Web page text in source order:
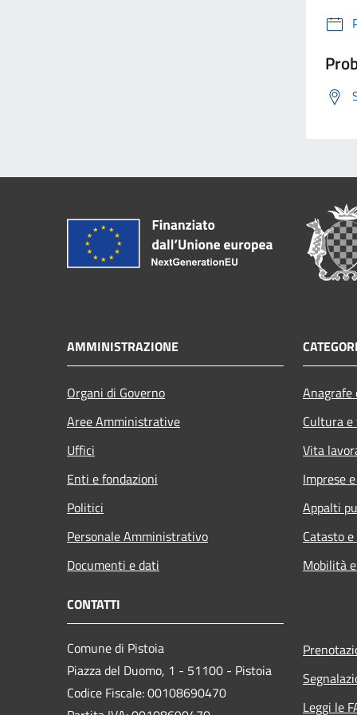
AMMINISTRAZIONE
Organi di Governo
Aree Amministrative
Uffici
Enti e fondazioni
Politici
Personale Amministrativo
Documenti e dati
Cultura
Vita
Imprese
Appalti
Catasto
Mobilità
CONTATTI
Comune di Pistoia
Piazza del Duomo, 1 - 51100 - Pistoia
Codice Fiscale: 00108690470
Leggi le